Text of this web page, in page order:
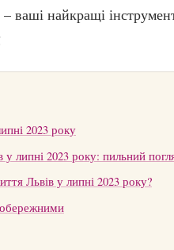
ваші найкращі
2023 року
у липні 2023 року: пильний
Львів у липні 2023 року?
обережними